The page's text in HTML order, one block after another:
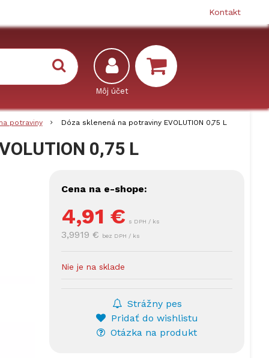
Kontakt
potraviny Dóza sklenená na potraviny EVOLUTION 0,75 L
0,75 L
Cena na e-shope:
4,91 € s DPH / ks
3,9919 € bez DPH / ks
Nie je na sklade
Strážny pes
Pridať do wishlistu
Otázka na produkt